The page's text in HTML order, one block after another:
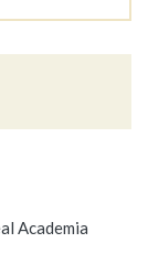
Academia